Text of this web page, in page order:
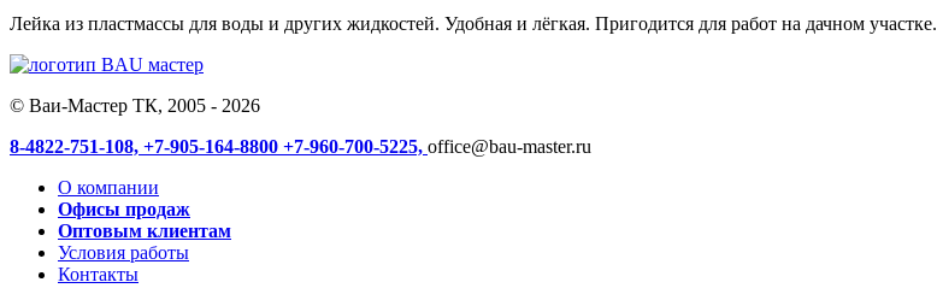
Лейка из пластмассы для воды и других жидкостей. Удобная и лёгкая. Пригодится для работ на дачном участке.
© Ваи-Мастер ТК, 2005 - 2026
8-4822-751-108, +7-905-164-8800 +7-960-700-5225, office@bau-master.ru
О компании
Офисы продаж
Оптовым клиентам
Условия работы
Контакты